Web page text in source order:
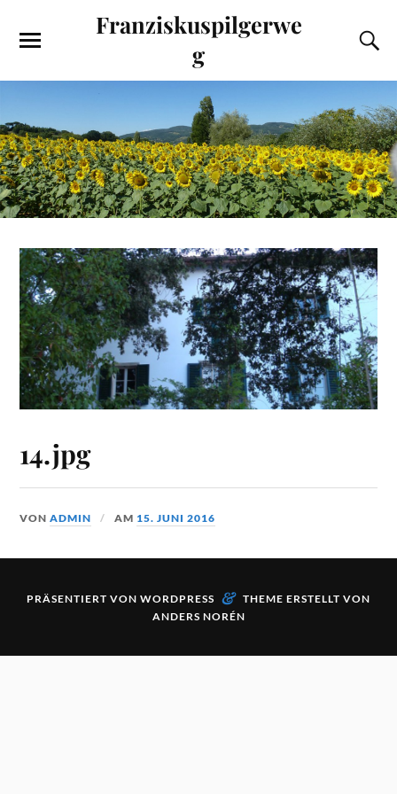
Franziskuspilgerwe
g
14.jpg
VONADMIN AM 15. JUNI 2016
PRÄSENTIERT VON WORDPRESS & THEME ERSTELLT VON
ANDERS NORÉN